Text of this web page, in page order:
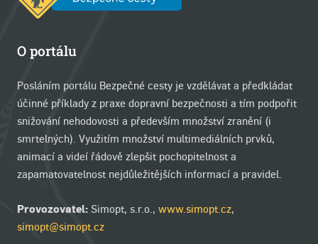
O portálu
Posláním portálu Bezpečné cesty je vzdělávat a předkládat
účinné příklady z praxe dopravní bezpečnosti a tím podpořit
snižování nehodovosti a především množství zranění (i
smrtelných). Využitím množství multimediálních prvků,
animací a videí řádově zlepšit pochopitelnost a
zapamatovatelnost nejdůležitějších informací a pravidel.
Provozovatel: Simopt, s.r.o., www.simopt.cz
simopt@simopt.cz